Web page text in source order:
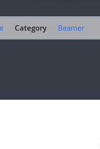
Category Beamer